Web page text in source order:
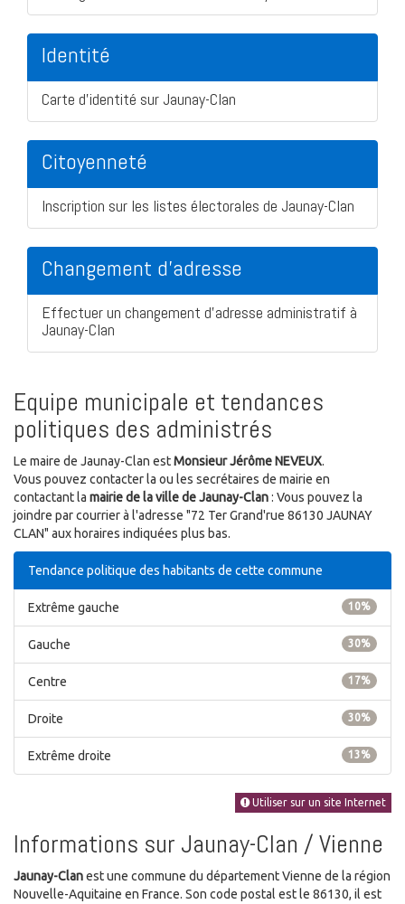
Identité
Carte d'identité sur Jaunay-Clan
Citoyenneté
Inscription sur les listes électorales de Jaunay-Clan
Changement d'adresse
Effectuer un changement d'adresse administratif à
Jaunay-Clan
Equipe municipale et tendances
politiques des administrés
Le maire de Jaunay-Clan estMonsieur Jérôme NEVEUX.
Vous pouvez contacter la ou les secrétaires de mairie en
contactant la mairie de la ville de Jaunay-Clan: Vous pouvez la
joindre par courrier à l'adresse "72 Ter Grand'rue 86130 JAUNAY
CLAN" aux horaires indiquées plus bas.
Tendance politique des habitants de cette commune
10%
Extrême gauche
30%
Gauche
17%
Centre
30%
Droite
13%
Extrême droite
Utiliser sur un site Internet
Informations sur Jaunay-Clan / Vienne
Jaunay-Clanest une commune du département Vienne de la région
Nouvelle-Aquitaine en France. Son code postal est le 86130, il est